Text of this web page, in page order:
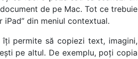
de pe Mac. Tot ce trebuie
din meniul contextual.
permite să copiezi text, imagini,
pe altul. De exemplu, poți copia